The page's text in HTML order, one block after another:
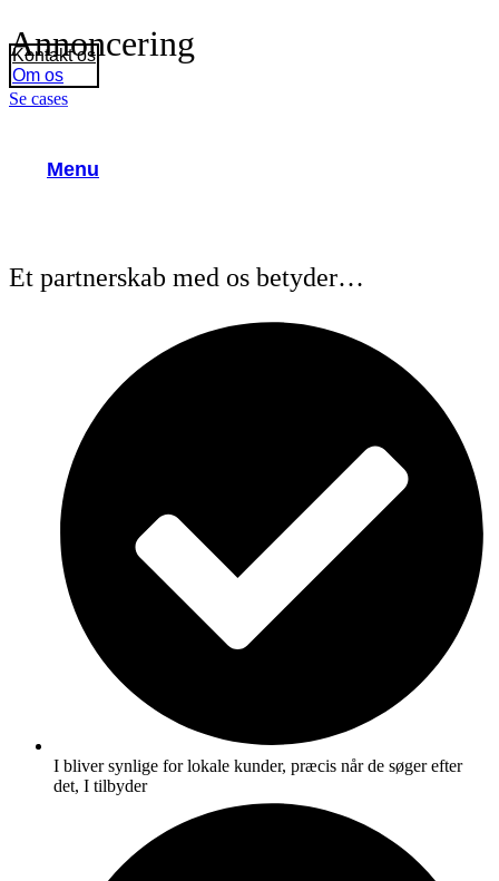
Kontakt os
Om os
Menu
Annoncering
Se cases
Et partnerskab med os betyder…
I bliver synlige for lokale kunder, præcis når de søger efter
det, I tilbyder